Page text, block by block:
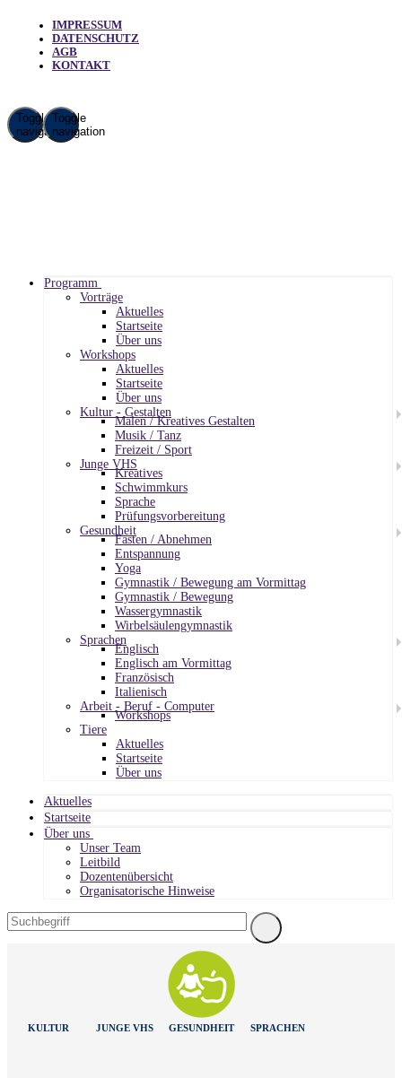
IMPRESSUM
DATENSCHUTZ
AGB
KONTAKT
Toggle
navigation
Toggle
navigation
Programm
Vorträge
Aktuelles
Startseite
Über uns
Workshops
Aktuelles
Startseite
Über uns
Kultur - Gestalten
Malen / Kreatives Gestalten
Musik / Tanz
Freizeit / Sport
Junge VHS
Kreatives
Schwimmkurs
Sprache
Prüfungsvorbereitung
Gesundheit
Fasten / Abnehmen
Entspannung
Yoga
Gymnastik / Bewegung am Vormittag
Gymnastik / Bewegung
Wassergymnastik
Wirbelsäulengymnastik
Sprachen
Englisch
Englisch am Vormittag
Französisch
Italienisch
Arbeit - Beruf - Computer
Workshops
Tiere
Aktuelles
Startseite
Über uns
Aktuelles
Startseite
Über uns
Unser Team
Leitbild
Dozentenübersicht
Organisatorische Hinweise
KULTUR JUNGE VHS GESUNDHEIT SPRACHEN